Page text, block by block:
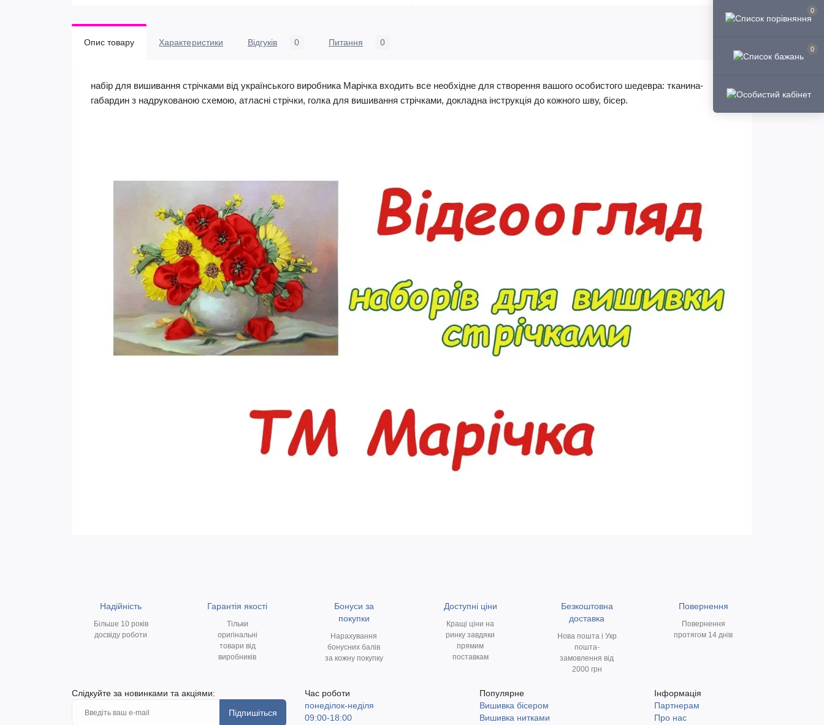
0
0
Опис товару Характеристики Відгуків 0 Питання 0
набір для вишивання стрічками від українського виробника Марічка входить все необхідне для створення вашого особистого шедевра: тканина-
габардин з надрукованою схемою, атласні стрічки, голка для вишивання стрічками, докладна інструкція до кожного шву, бісер.
Надійність
Більше 10 років
досвіду роботи
Гарантія якості
Тільки
оригінальні
товари від
виробників
Бонуси за
покупки
Нарахування
бонусних балів
за кожну покупку
Доступні ціни
Кращі ціни на
ринку завдяки
прямим
поставкам
Безкоштовна
доставка
Нова пошта і Укр
пошта-
замовлення від
2000 грн
Повернення
Повернення
протягом 14 днів
Слідкуйте за новинками та акціями:
Підпишіться
Час роботи
понеділок-неділя
09:00-18:00
Популярне
Вишивка бісером
Вишивка нитками
Інформація
Партнерам
Про нас